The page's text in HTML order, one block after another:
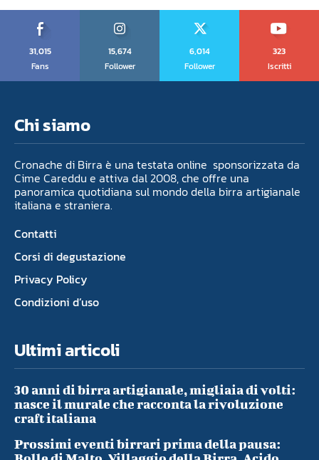
31,015
Fans
15,674
Follower
6,014
Follower
323
Iscritti
Chi siamo
Cronache di Birra è una testata online sponsorizzata da
Cime Careddu e attiva dal 2008, che offre una
panoramica quotidiana sul mondo della birra artigianale
italiana e straniera.
Contatti
Corsi di degustazione
Privacy Policy
Condizioni d’uso
Ultimi articoli
30 anni di birra artigianale, migliaia di volti:
nasce il murale che racconta la rivoluzione
craft italiana
Prossimi eventi birrari prima della pausa: